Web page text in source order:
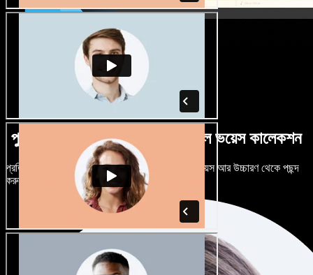
পুরুষ-নারী ভেদে নানান উচ্চারণে বিশাল ভয়েস কালেকশন
প্রতিটি প্রজেক্টকে আলাদা শোনাতে দিন। শত শত AI ভয়েস আর উচ্চারণ থেকে পছন্দ
করুন, নিজের মতো টিউন করুন।